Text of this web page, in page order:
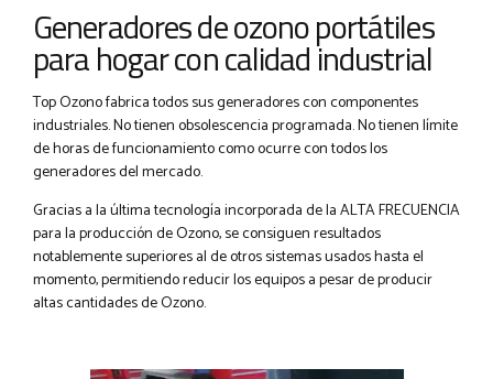
Generadores de ozono portátiles
para hogar con calidad industrial
Top Ozono fabrica todos sus generadores con componentes
industriales. No tienen obsolescencia programada. No tienen límite
de horas de funcionamiento como ocurre con todos los
generadores del mercado.
Gracias a la última tecnología incorporada de la ALTA FRECUENCIA
para la producción de Ozono, se consiguen resultados
notablemente superiores al de otros sistemas usados hasta el
momento, permitiendo reducir los equipos a pesar de producir
altas cantidades de Ozono.